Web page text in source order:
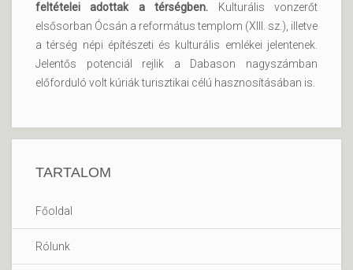
feltételei adottak a térségben. Kulturális vonzerőt
elsősorban Ócsán a református templom (XIII. sz.), illetve
a térség népi építészeti és kulturális emlékei jelentenek.
Jelentős potenciál rejlik a Dabason nagyszámban
előforduló volt kúriák turisztikai célú hasznosításában is.
TARTALOM
Főoldal
Rólunk